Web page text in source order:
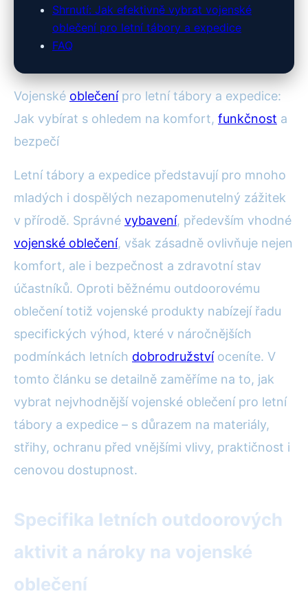
Shrnutí: Jak efektivně vybrat vojenské
oblečení pro letní tábory a expedice
FAQ
Vojenské oblečenípro letní tábory a expedice:
Jak vybírat s ohledem na komfort, funkčnost a
bezpečí
Letní tábory a expedice představují pro mnoho
mladých i dospělých nezapomenutelný zážitek
v přírodě. Správné vybavení, především vhodné
vojenské oblečení, však zásadně ovlivňuje nejen
komfort, ale i bezpečnost a zdravotní stav
účastníků. Oproti běžnému outdoorovému
oblečení totiž vojenské produkty nabízejí řadu
specifických výhod, které v náročnějších
podmínkách letních dobrodružstvíoceníte. V
tomto článku se detailně zaměříme na to, jak
vybrat nejvhodnější vojenské oblečení pro letní
tábory a expedice – s důrazem na materiály,
střihy, ochranu před vnějšími vlivy, praktičnost i
cenovou dostupnost.
Specifika letních outdoorových
aktivit a nároky na vojenské
oblečení